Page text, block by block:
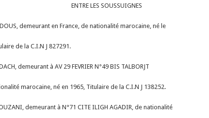
ENTRE LES SOUSSUIGNES
demeurant en France, de nationalité marocaine, né le
de la C.I.N J 827291.
demeurant à AV 29 FEVRIER N°49 BIS TALBORJT
marocaine, né en 1965, Titulaire de la C.I.N J 138252.
demeurant à N°71 CITE ILIGH AGADIR, de nationalité